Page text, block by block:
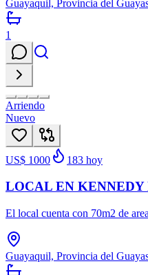
Guayaquil, Provincia del
1
Arriendo
Nuevo
US$ 1000 183 hoy
LOCAL EN KENNEDY
El local cuenta con 70m2 de area
Guayaquil, Provincia del